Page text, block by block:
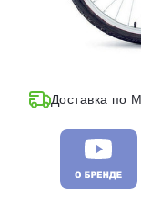
Доставка по